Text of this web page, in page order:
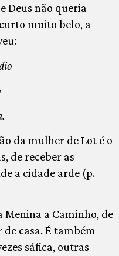
Deus não queria
muito belo, a
da mulher de Lot é o
de receber as
a cidade arde (p.
Menina a Caminho, de
casa. É também
sáfica, outras